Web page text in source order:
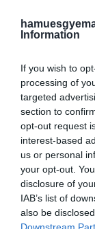
Information
If you wish to
processing of
targeted
section to
opt-out request
interest-based
us or personal
your opt-out.
disclosure of
IAB’s list of
also be
Downstream
Érdekes
nem
magyarázzák,
állatuk
eltérésekre.
már
reagáltak a
Ez is